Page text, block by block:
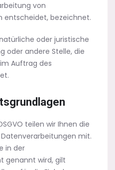
von
entscheidet, bezeichnet.
oder juristische
oder andere Stelle, die
Auftrag des
teilen wir Ihnen die
mit.
in der
genannt wird, gilt